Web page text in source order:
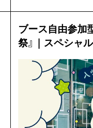
ブース自由参加
祭』｜スペシャ